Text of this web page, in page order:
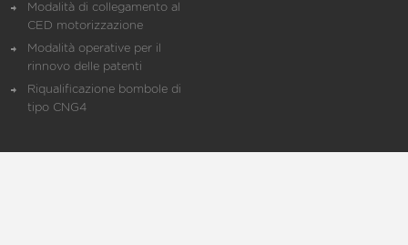
Modalità di collegamento al
CED motorizzazione
Modalità operative per il
rinnovo delle patenti
Riqualificazione bombole di
tipo CNG4